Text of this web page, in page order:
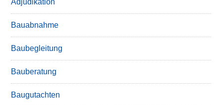
Adjudikation
Bauabnahme
Baubegleitung
Bauberatung
Baugutachten